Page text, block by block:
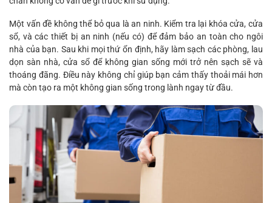
Một vấn đề không thể bỏ qua là an ninh. Kiểm tra lại khóa cửa, cửa
sổ, và các thiết bị an ninh (nếu có) để đảm bảo an toàn cho ngôi
nhà của bạn. Sau khi mọi thứ ổn định, hãy làm sạch các phòng, lau
dọn sàn nhà, cửa sổ để không gian sống mới trở nên sạch sẽ và
thoáng đãng. Điều này không chỉ giúp bạn cảm thấy thoải mái hơn
mà còn tạo ra một không gian sống trong lành ngay từ đầu.